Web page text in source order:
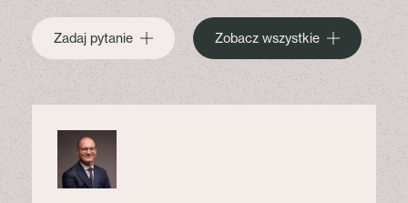
Zadaj pytanie Zobacz wszystkie